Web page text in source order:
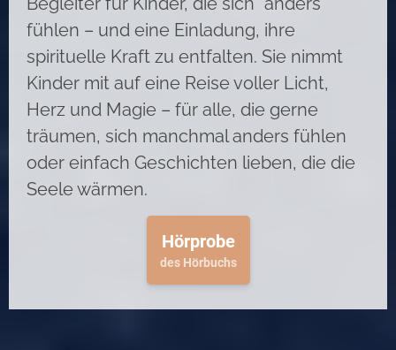
fühlen – und eine Einladung, ihre
spirituelle Kraft zu entfalten. Sie nimmt
Kinder mit auf eine Reise voller Licht,
Herz und Magie – für alle, die gerne
träumen, sich manchmal anders fühlen
oder einfach Geschichten lieben, die die
Seele wärmen.
Hörprobe
des Hörbuchs